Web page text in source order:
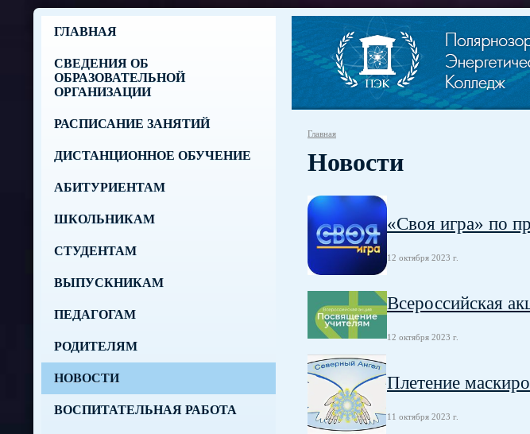
ГЛАВНАЯ
СВЕДЕНИЯ ОБ
ОБРАЗОВАТЕЛЬНОЙ
ОРГАНИЗАЦИИ
РАСПИСАНИЕ ЗАНЯТИЙ
ДИСТАНЦИОННОЕ ОБУЧЕНИЕ
АБИТУРИЕНТАМ
ШКОЛЬНИКАМ
СТУДЕНТАМ
ВЫПУСКНИКАМ
ПЕДАГОГАМ
РОДИТЕЛЯМ
НОВОСТИ
ВОСПИТАТЕЛЬНАЯ РАБОТА
Главная
Новости
«Своя игра» по
12 октября 2023 г.
Всероссийская
12 октября 2023 г.
Плетение
11 октября 2023 г.